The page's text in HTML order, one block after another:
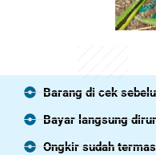
Barang di cek
Bayar langsung
Ongkir sudah